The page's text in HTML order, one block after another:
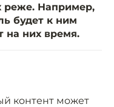
реже. Например,
будет к ним
на них время.
контент может